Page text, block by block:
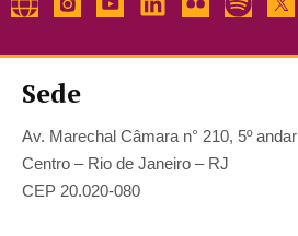
Sede
Av. Marechal Câmara n° 210, 5º andar
Centro – Rio de Janeiro – RJ
CEP 20.020-080